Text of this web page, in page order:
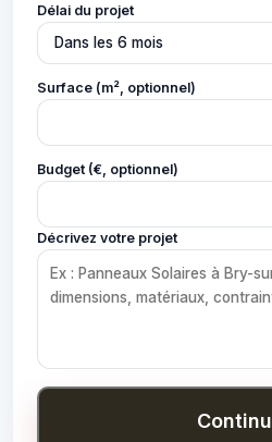
Délai du projet
Surface (m², optionnel)
Budget (€, optionnel)
Décrivez votre projet